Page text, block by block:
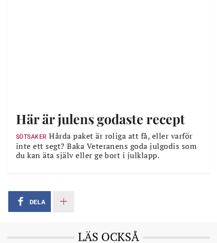
Här är julens godaste recept
SÖTSAKER Hårda paket är roliga att få, eller varför
inte ett segt? Baka Veteranens goda julgodis som
du kan äta själv eller ge bort i julklapp.
DELA
LÄS OCKSÅ